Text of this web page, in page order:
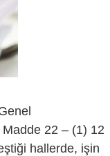
Madde 22 – (1) 12
hallerde, işin